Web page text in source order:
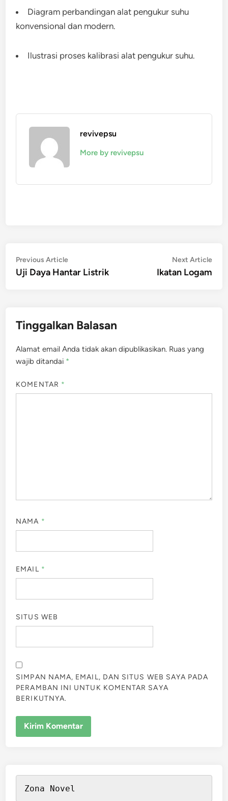
Diagram perbandingan alat pengukur suhu
konvensional dan modern.
Ilustrasi proses kalibrasi alat pengukur suhu.
revivepsu
More by revivepsu
Navigasi
pos
Previous ArticlePrevious
article:
Uji Daya Hantar Listrik
Next Article
Ikatan Logam
Tinggalkan Balasan
Alamat email Anda tidak akan dipublikasikan. Ruas yang
wajib ditandai *
KOMENTAR *
NAMA *
EMAIL *
SITUS WEB
SIMPAN NAMA, EMAIL, DAN SITUS WEB SAYA PADA
PERAMBAN INI UNTUK KOMENTAR SAYA
BERIKUTNYA.
Zona Novel